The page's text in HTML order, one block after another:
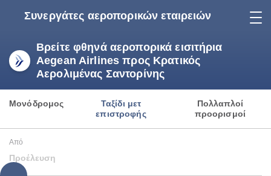
Συνεργάτες αεροπορικών εταιρειών
Βρείτε φθηνά αεροπορικά εισιτήρια
Aegean Airlines προς Κρατικός
Αερολιμένας Σαντορίνης
Μονόδρομος
Ταξίδι μετ
επιστροφής
Πολλαπλοί
προορισμοί
Από
Προέλευση